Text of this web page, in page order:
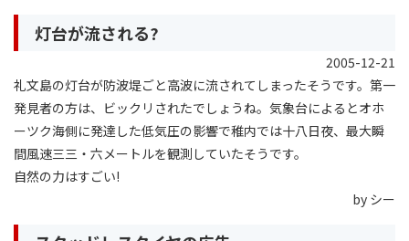
灯台が流される?
2005-12-21
礼文島の灯台が防波堤ごと高波に流されてしまったそうです。第一
発見者の方は、ビックリされたでしょうね。気象台によるとオホ
ーツク海側に発達した低気圧の影響で稚内では十八日夜、最大瞬
間風速三三・六メートルを観測していたそうです。
自然の力はすごい!
by シー